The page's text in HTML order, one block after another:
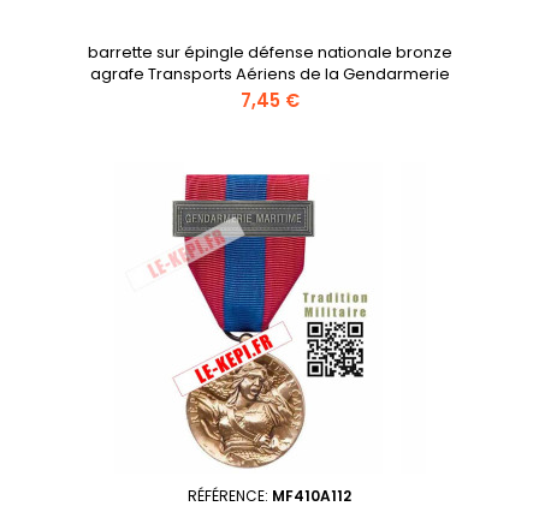
barrette sur épingle défense nationale bronze
agrafe Transports Aériens de la Gendarmerie
Prix
7,45 €
RÉFÉRENCE: MF410A112